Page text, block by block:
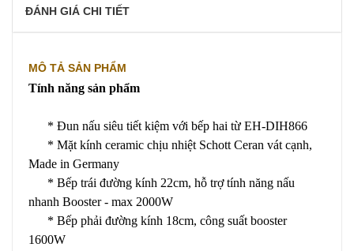
ĐÁNH GIÁ CHI TIẾT
MÔ TẢ SẢN PHẨM
Tính năng sản phẩm
* Đun nấu siêu tiết kiệm với bếp hai từ EH-DIH866
* Mặt kính ceramic chịu nhiệt Schott Ceran vát cạnh,
Made in Germany
* Bếp trái đường kính 22cm, hỗ trợ tính năng nấu
nhanh Booster - max 2000W
* Bếp phải đường kính 18cm, công suất booster
1600W